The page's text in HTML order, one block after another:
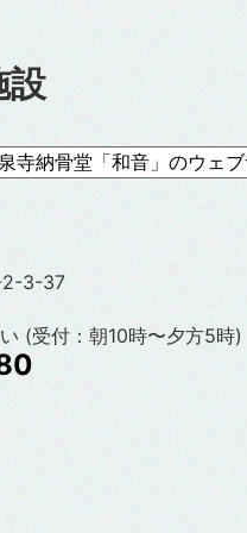
設
2-3-37
(受付：朝10時〜夕方5時)